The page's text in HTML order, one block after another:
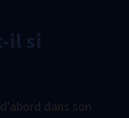
il si
dans son